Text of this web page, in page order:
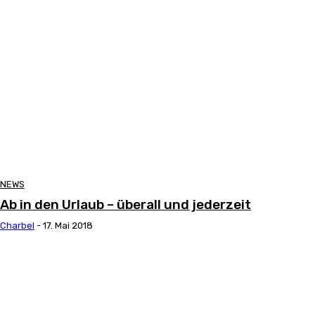
NEWS
Ab in den Urlaub – überall und jederzeit
Charbel - 17. Mai 2018